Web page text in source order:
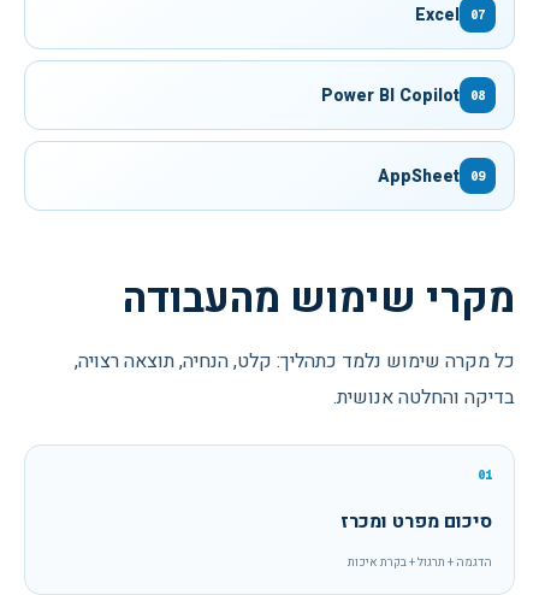
07
Excel
08
Power BI Copilot
09
AppSheet
מקרי שימוש מהעבודה
כל מקרה שימוש נלמד כתהליך: קלט, הנחיה, תוצאה רצויה,
בדיקה והחלטה אנושית.
01
סיכום מפרט ומכרז
הדגמה + תרגול + בקרת איכות